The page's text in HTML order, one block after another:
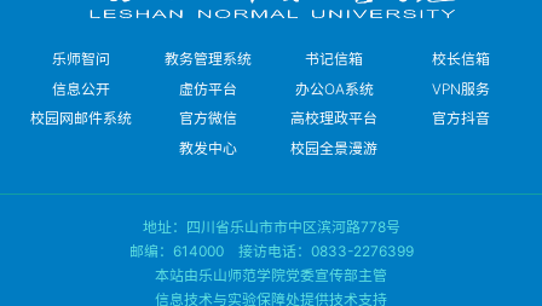
乐师智问 教务管理系统 书记信箱
校长信箱
信息公开
虚仿平台 办公OA系统
VPN服务
校园网邮件系统
官方微信 高校理政平台
官方抖音
教发中心
校园全景漫游
地址：四川省乐山市市中区滨河路778号
邮编：614000 接访电话：0833-2276399
本站由乐山师范学院党委宣传部主管
信息技术与实验保障处提供技术支持